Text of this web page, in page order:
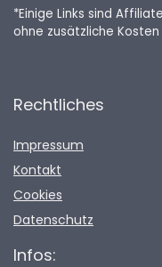
*Einige Links sind
ohne zusätzliche Kosten
Rechtliches
Impressum
Kontakt
Cookies
Datenschutz
Infos: